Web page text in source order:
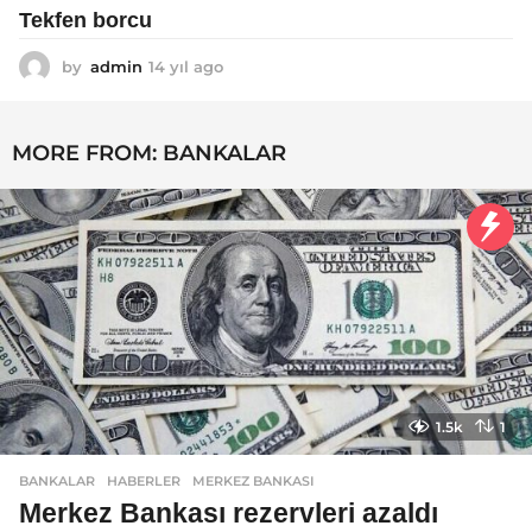
Tekfen borcu
by admin 14 yıl ago
l
g
o
MORE FROM: BANKALAR
1.5k 1
BANKALAR ,HABERLER MERKEZ BANKASI
Merkez Bankası rezervleri azaldı